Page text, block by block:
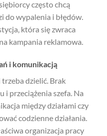
często chcą
do wypalenia i błędów.
która się zwraca
kampania reklamowa.
i komunikacją
dzielić. Brak
i przeciążenia szefa. Na
między działami czy
codzienne działania.
organizacja pracy